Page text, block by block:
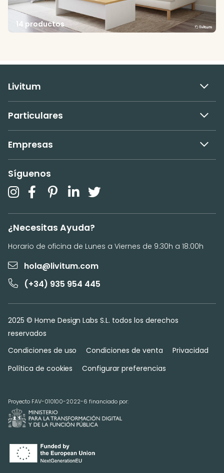
14 productos
Livitum
Particulares
Empresas
Síguenos
¿Necesitas Ayuda?
Horario de oficina de Lunes a Viernes de 9:30h a 18:00h
hola@livitum.com
(+34) 935 954 445
2025 © Home Design Labs S.L. todos los derechos
reservados
Condiciones de uso
Condiciones de venta
Privacidad
Política de cookies
Configurar preferencias
Proyecto FAV-010100-2022-6 financiado por: